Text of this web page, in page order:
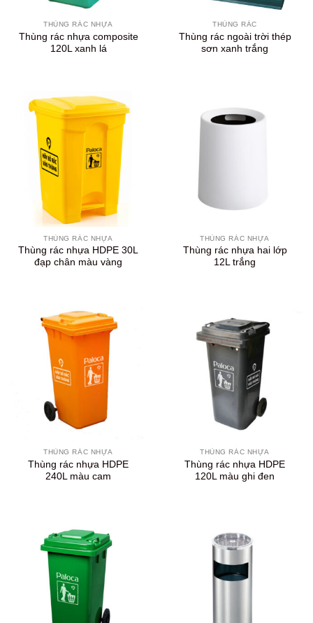
THÙNG RÁC NHỰA
Thùng rác nhựa composite
120L xanh lá
THÙNG RÁC
Thùng rác ngoài trời thép
sơn xanh trắng
THÙNG RÁC NHỰA
Thùng rác nhựa HDPE 30L
đạp chân màu vàng
THÙNG RÁC NHỰA
Thùng rác nhựa hai lớp
12L trắng
THÙNG RÁC NHỰA
Thùng rác nhựa HDPE
240L màu cam
THÙNG RÁC NHỰA
Thùng rác nhựa HDPE
120L màu ghi đen